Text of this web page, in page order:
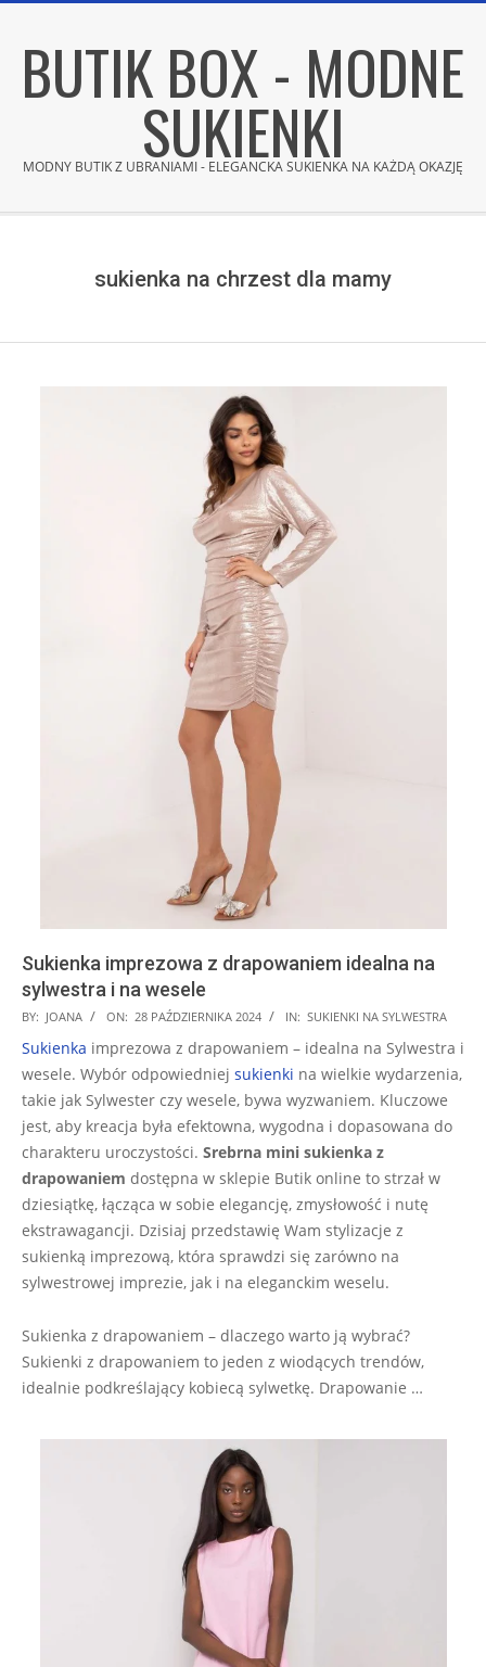
contentBUTIK BOX - MODNE
SUKIENKI
MODNY BUTIK Z UBRANIAMI - ELEGANCKA SUKIENKA NA KAŻDĄ OKAZJĘ
sukienka na chrzest dla mamy
Sukienka imprezowa z drapowaniem idealna na
sylwestra i na wesele
2024-
10-
28
BY: JOANA ON: 28 PAŹDZIERNIKA 2024 IN: SUKIENKI NA SYLWESTRA
Sukienka imprezowa z drapowaniem – idealna na Sylwestra i
wesele. Wybór odpowiedniej sukienki na wielkie wydarzenia,
takie jak Sylwester czy wesele, bywa wyzwaniem. Kluczowe
jest, aby kreacja była efektowna, wygodna i dopasowana do
charakteru uroczystości. Srebrna mini sukienka z
drapowaniem dostępna w sklepie Butik online to strzał w
dziesiątkę, łącząca w sobie elegancję, zmysłowość i nutę
ekstrawagancji. Dzisiaj przedstawię Wam stylizacje z
sukienką imprezową, która sprawdzi się zarówno na
sylwestrowej imprezie, jak i na eleganckim weselu.
Sukienka z drapowaniem – dlaczego warto ją wybrać?
Sukienki z drapowaniem to jeden z wiodących trendów,
idealnie podkreślający kobiecą sylwetkę. Drapowanie …